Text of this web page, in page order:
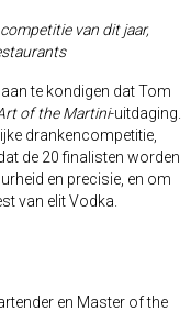
van dit jaar,
te kondigen dat Tom
of the Martini-uitdaging.
drankencompetitie,
de 20 finalisten worden
en precisie, en om
van elit Vodka.
en Master of the